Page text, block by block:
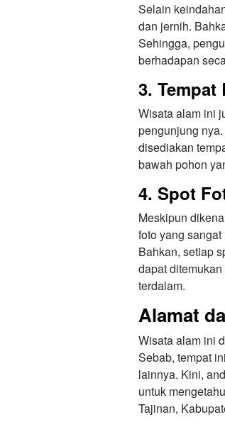
Selain
dan jernih.
Sehingga,
berhadapan
3.
Wisata alam ini
pengunjung
disediakan
bawah pohon
4. Spot
Meskipun
foto yang
Bahkan, setiap
dapat
terdalam.
Alamat
Wisata alam ini
Sebab, tempat
lainnya. Kini,
untuk
Tajinan,